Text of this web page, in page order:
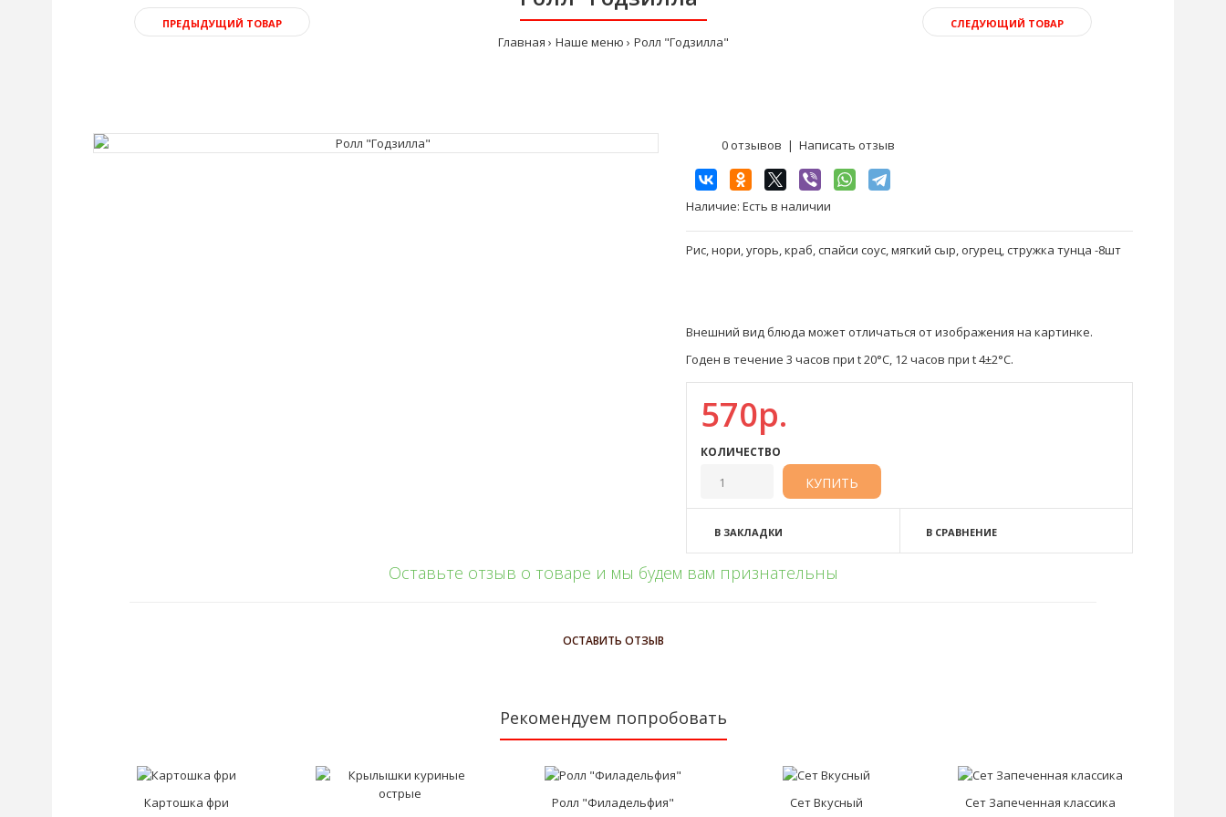
ПРЕДЫДУЩИЙ ТОВАР
Главная Наше меню Ролл "Годзилла"
СЛЕДУЮЩИЙ ТОВАР
0 отзывов | Написать отзыв
Наличие: Есть в наличии
Рис, нори, угорь, краб, спайси соус, мягкий сыр, огурец, стружка тунца -8шт
Внешний вид блюда может отличаться от изображения на картинке.
Годен в течение 3 часов при t 20°C, 12 часов при t 4±2°C.
570р.
КОЛИЧЕСТВО
В ЗАКЛАДКИ В СРАВНЕНИЕ
Оставьте отзыв о товаре и мы будем вам признательны
ОСТАВИТЬ ОТЗЫВ
Рекомендуем попробовать
Картошка фри
Ролл "Филадельфия"
Сет Вкусный
Сет Запеченная классика